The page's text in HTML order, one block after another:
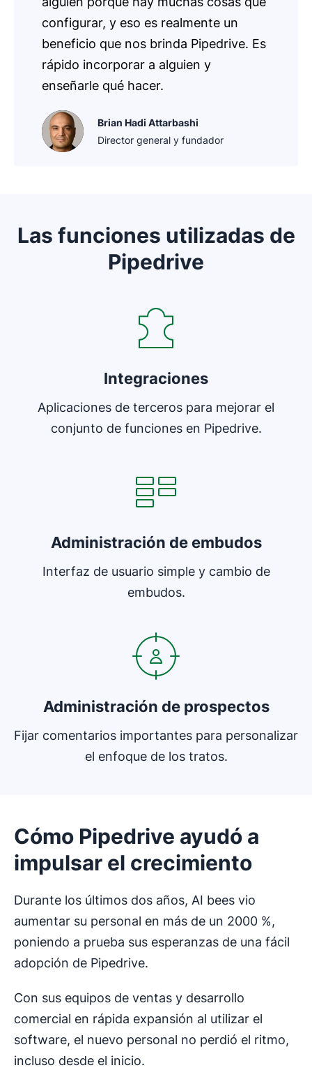
configurar, y eso es realmente un
beneficio que nos brinda Pipedrive. Es
rápido incorporar a alguien y
enseñarle qué hacer.
Brian Hadi Attarbashi
Director general y fundador
Las funciones utilizadas de
Pipedrive
Integraciones
Aplicaciones de terceros para mejorar el
conjunto de funciones en Pipedrive.
Administración de embudos
Interfaz de usuario simple y cambio de
embudos.
Administración de prospectos
Fijar comentarios importantes para personalizar
el enfoque de los tratos.
Cómo Pipedrive ayudó a
impulsar el crecimiento
Durante los últimos dos años, AI bees vio
aumentar su personal en más de un 2000 %,
poniendo a prueba sus esperanzas de una fácil
adopción de Pipedrive.
Con sus equipos de ventas y desarrollo
comercial en rápida expansión al utilizar el
software, el nuevo personal no perdió el ritmo,
incluso desde el inicio.